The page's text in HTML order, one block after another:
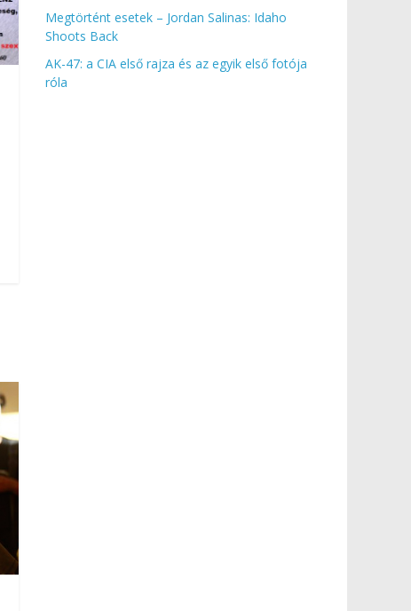
Megtörtént esetek – Jordan Salinas: Idaho
Shoots Back
AK-47: a CIA első rajza és az egyik első fotója
róla